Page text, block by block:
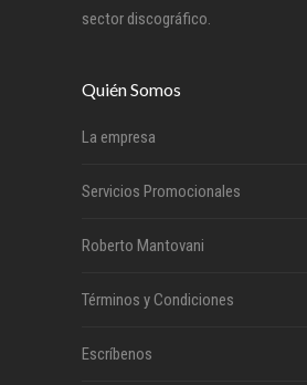
sector discográfico.
Quién Somos
La empresa
Servicios Promocionales
Roberto Mantovani
Términos y Condiciones
Escríbenos